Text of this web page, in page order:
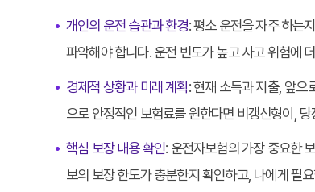
• 개인의 운전 습관과 환경: 평소 운전을 자주 하는
파악해야 합니다. 운전 빈도가 높고 사고 위험에
• 경제적 상황과 미래 계획: 현재 소득과 지출, 앞으
으로 안정적인 보험료를 원한다면 비갱신형이,
• 핵심 보장 내용 확인: 운전자보험의 가장 중요한
보의 보장 한도가 충분한지 확인하고, 나에게 필